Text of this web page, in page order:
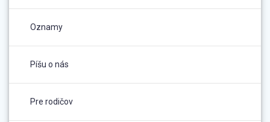
Oznamy
Píšu o nás
Pre rodičov